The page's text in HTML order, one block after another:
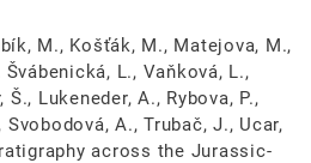
M., Košťák, M., Matejova, M.,
Švábenická, L., Vaňková, L.,
Lukeneder, A., Rybova, P.,
Svobodová, A., Trubač, J., Ucar,
across the Jurassic-